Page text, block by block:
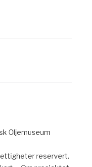
Oljemuseum
reservert.